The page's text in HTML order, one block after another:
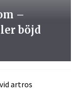
–
böjd